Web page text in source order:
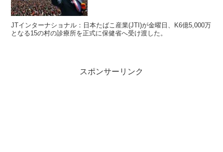
JTインターナショナル：日本たばこ産業(JTI)が金曜日、K6億5,000万
となる15の村の診療所を正式に保健省へ受け渡した。
スポンサーリンク